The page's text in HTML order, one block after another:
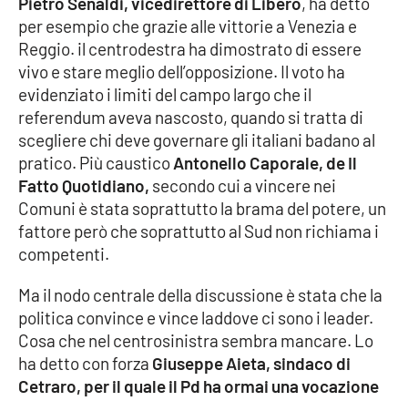
Good Morning Vietnam
Parchi Marini Calabria
Leggendo Alvaro insieme
Imprese Di Calabria
Le perfidie di Antonella Grippo
Venti di comunicazione
STREAMING
LaC TV
per esempio che grazie alle vittorie a Venezia e
Reggio. il centrodestra ha dimostrato di essere
vivo e stare meglio dell’opposizione. Il voto ha
evidenziato i limiti del campo largo che il
referendum aveva nascosto, quando si tratta di
scegliere chi deve governare gli italiani badano al
pratico. Più causticoAntonello Caporale, de Il
Fatto Quotidiano, secondo cui a vincere nei
Comuni è stata soprattutto la brama del potere, un
fattore però che soprattutto al Sud non richiama i
competenti.
Ma il nodo centrale della discussione è stata che la
politica convince e vince laddove ci sono i leader.
Cosa che nel centrosinistra sembra mancare. Lo
ha detto con forza Giuseppe Aieta, sindaco di
Cetraro, per il quale il Pd ha ormai una vocazione